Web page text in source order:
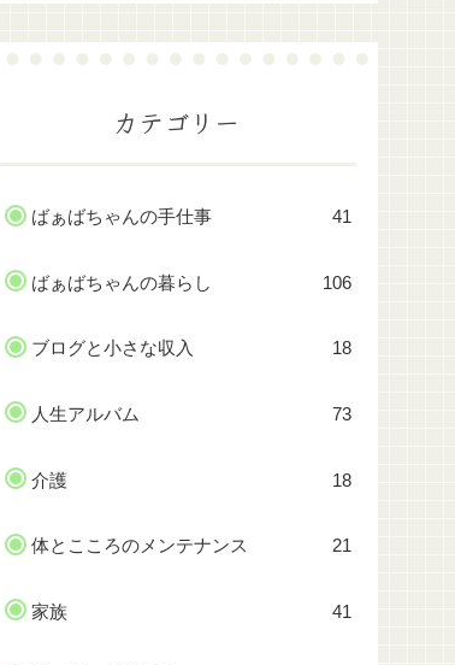
カテゴリー
ばぁばちゃんの手仕事 41
ばぁばちゃんの暮らし 106
ブログと小さな収入 18
人生アルバム 73
介護 18
体とこころのメンテナンス 21
家族 41